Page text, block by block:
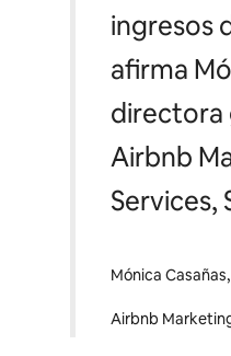
ingresos
afirma
directora
Airbnb
Services,
Mónica
Airbnb